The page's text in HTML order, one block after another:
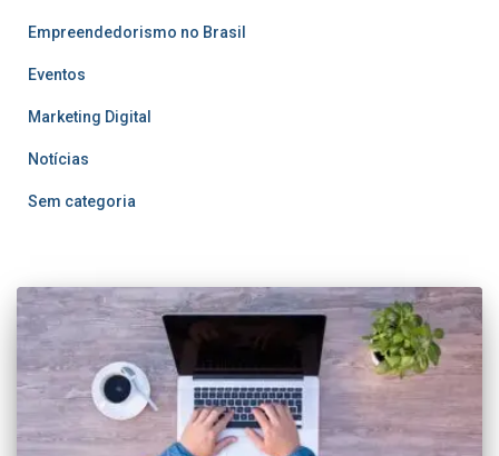
Empreendedorismo no Brasil
Eventos
Marketing Digital
Notícias
Sem categoria